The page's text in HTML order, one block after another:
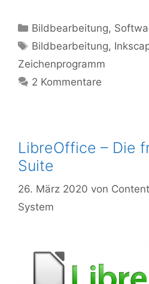
Kategorien
Bildbearbeitung,
Schlagwörter
Bildbearbeitung,
Zeichenprogramm
2 Kommentare
LibreOffice – Die
Suite
26. März 2020 von
System